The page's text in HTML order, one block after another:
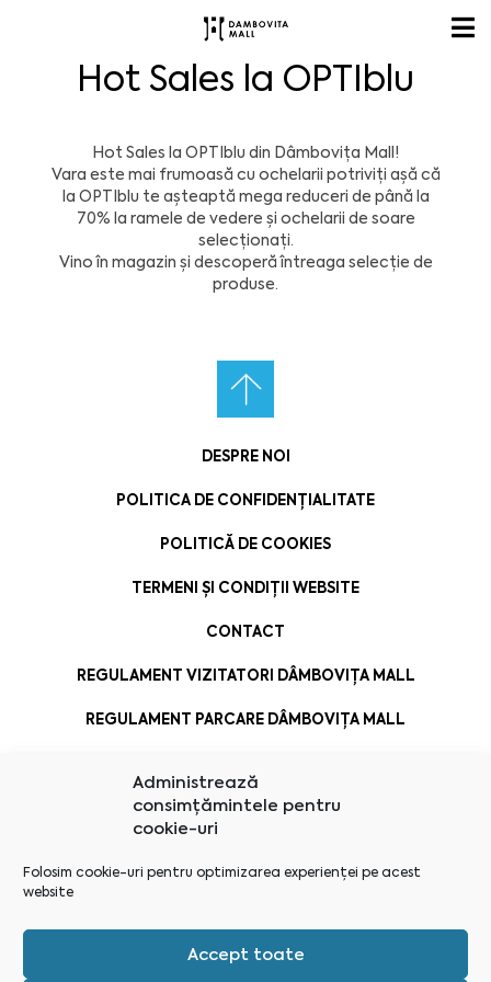
Administrează
consimțămintele pentru
cookie-uri
Folosim cookie-uri pentru optimizarea experienței pe acest
website
Accept toate
Hot Sales la OPTIblu
Hot Sales la OPTIblu din Dâmbovița Mall!
Vara este mai frumoasă cu ochelarii potriviți așă că
la OPTIblu te așteaptă mega reduceri de până la
70% la ramele de vedere și ochelarii de soare
selecționați.
Vino în magazin și descoperă întreaga selecție de
produse.
DESPRE NOI
POLITICA DE CONFIDENȚIALITATE
POLITICĂ DE COOKIES
TERMENI ȘI CONDIȚII WEBSITE
CONTACT
REGULAMENT VIZITATORI DÂMBOVIȚA MALL
REGULAMENT PARCARE DÂMBOVIȚA MALL